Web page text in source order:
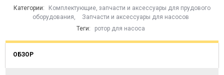
Категории:
Комплектующие, запчасти и аксессуары для прудового
оборудования,
Запчасти и аксессуары для насосов
Теги:
ротор для насоса
ОБЗОР